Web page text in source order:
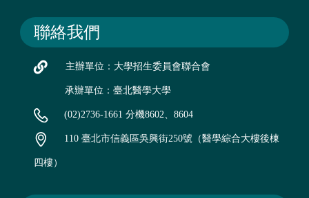
聯絡我們
主辦單位：大學招生委員會聯合會
承辦單位：臺北醫學大學
(02)2736-1661 分機8602、8604
110 臺北市信義區吳興街250號（醫學綜合大樓後棟
四樓）